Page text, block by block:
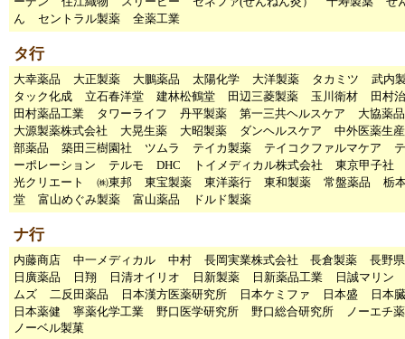
ん
セントラル製薬 全薬工業
タ行
大幸薬品 大正製薬 大鵬薬品 太陽化学 大洋製薬 タカミツ
武内
タック化成
立石春洋堂 建林松鶴堂 田辺三菱製薬 玉川衛材
田村
田村薬品工業
タワーライフ 丹平製薬 第一三共ヘルスケア
大協薬
大源製薬株式会社
大晃生薬 大昭製薬 ダンヘルスケア
中外医薬生産
部薬品
築田三樹園社 ツムラ テイカ製薬 テイコクファルマケア
ーポレーション
テルモ DHC トイメディカル株式会社
東京甲子社
光クリエート
㈱東邦 東宝製薬 東洋薬行 東和製薬 常盤薬品
栃
堂
富山めぐみ製薬 富山薬品 ドルド製薬
ナ行
内藤商店 中一メディカル 中村 長岡実業株式会社 長倉製薬
長野
日廣薬品
日翔 日清オイリオ 日新製薬 日新薬品工業
日誠マリン
ムズ
二反田薬品 日本漢方医薬研究所 日本ケミファ 日本盛
日本
日本薬健
寧薬化学工業 野口医学研究所 野口総合研究所
ノーエチ
ノーベル製菓